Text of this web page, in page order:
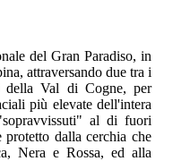
del Gran Paradiso, in
attraversando due tra i
della Val di Cogne, per
più elevate dell'intera
al di fuori
dalla cerchia che
Nera e Rossa, ed alla